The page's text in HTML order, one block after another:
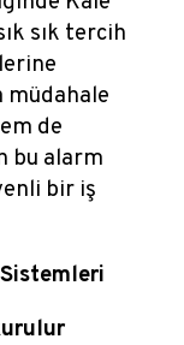
sık tercih
müdahale
de
bu alarm
bir iş